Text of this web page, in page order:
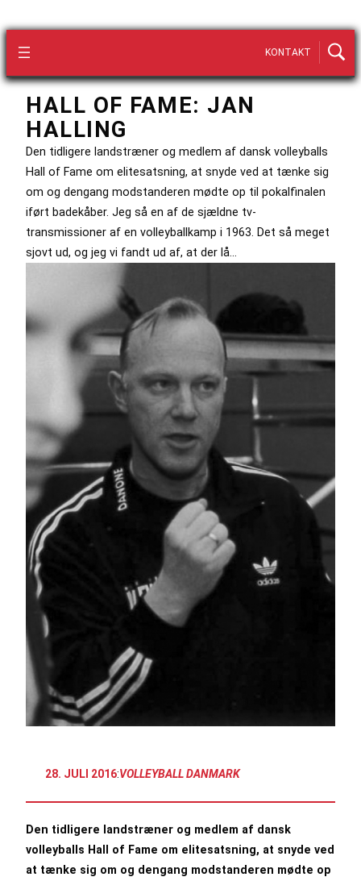
KONTAKT
HALL OF FAME: JAN
HALLING
Den tidligere landstræner og medlem af dansk volleyballs
Hall of Fame om elitesatsning, at snyde ved at tænke sig
om og dengang modstanderen mødte op til pokalfinalen
iført badekåber. Jeg så en af de sjældne tv-
transmissioner af en volleyballkamp i 1963. Det så meget
sjovt ud, og jeg vi fandt ud af, at der lå…
28. JULI 2016:VOLLEYBALL DANMARK
Den tidligere landstræner og medlem af dansk
volleyballs Hall of Fame om elitesatsning, at snyde ved
at tænke sig om og dengang modstanderen mødte op